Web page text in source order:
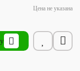
Цена не указана